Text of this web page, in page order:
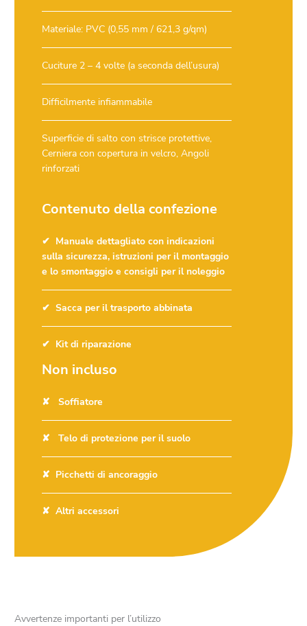
Materiale: PVC (0,55 mm / 621,3 g/qm)
Cuciture 2 – 4 volte (a seconda dell’usura)
Difficilmente infiammabile
Superficie di salto con strisce protettive,
Cerniera con copertura in velcro, Angoli
rinforzati
Contenuto della confezione
Manuale dettagliato con indicazioni
sulla sicurezza, istruzioni per il montaggio
e lo smontaggio e consigli per il noleggio
Sacca per il trasporto abbinata
Kit di riparazione
Non incluso
Soffiatore
Telo di protezione per il suolo
Picchetti di ancoraggio
Altri accessori
Avvertenze importanti per l’utilizzo